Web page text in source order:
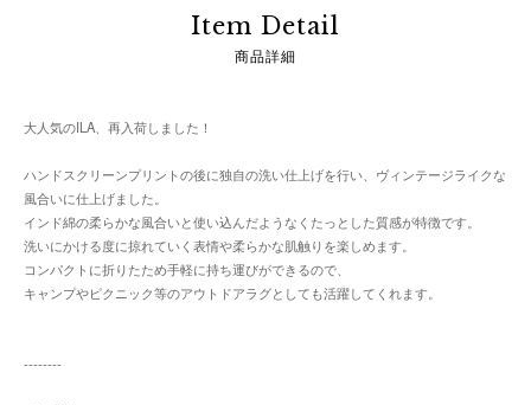
Item Detail
商品詳細
大人気のILA、再入荷しました！
ハンドスクリーンプリントの後に独自の洗い仕上げを行い、ヴィンテージライクな
風合いに仕上げました。
インド綿の柔らかな風合いと使い込んだようなくたっとした質感が特徴です。
洗いにかける度に掠れていく表情や柔らかな肌触りを楽しめます。
コンパクトに折りたため手軽に持ち運びができるので、
キャンプやピクニック等のアウトドアラグとしても活躍してくれます。
--------